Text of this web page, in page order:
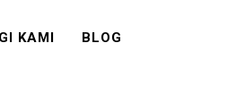
KAMI BLOG